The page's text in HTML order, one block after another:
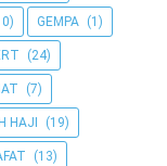
GEMPA (1)
(24)
(7)
HAJI (19)
(13)